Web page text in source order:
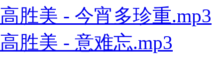
高胜美 - 今宵多珍重.mp3
高胜美 - 意难忘.mp3